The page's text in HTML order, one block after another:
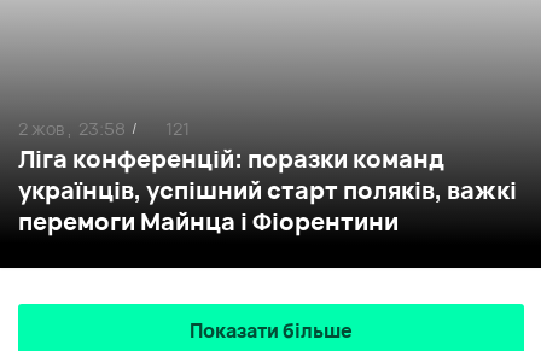
Ліга конференцій: поразки команд
українців, успішний старт поляків, важкі
перемоги Майнца і Фіорентини
2 жов , 23:58 / 121
Показати більше